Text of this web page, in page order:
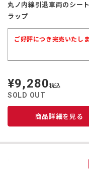
丸ノ内線引退車両のシー
ラップ
ご好評につき完売いたしま
定
価
¥9,280税込
SOLD OUT
商品詳細を見る